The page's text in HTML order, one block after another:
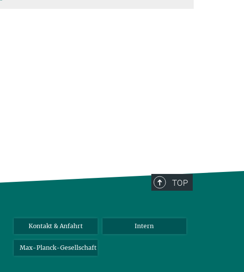
TOP
Kontakt & Anfahrt Intern
Max-Planck-Gesellschaft